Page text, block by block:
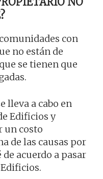
con
no están de
se tienen que
lleva a cabo en
Edificios y
un costo
de las causas por
acuerdo a pasar